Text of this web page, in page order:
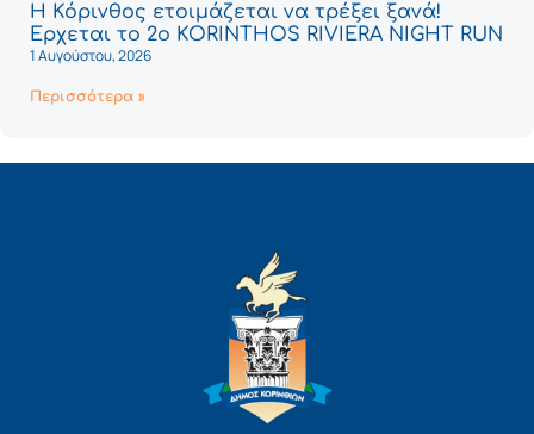
Η Κόρινθος ετοιμάζεται να τρέξει ξανά!
Έρχεται το 2ο KORINTHOS RIVIERA NIGHT RUN
1 Αυγούστου, 2026
Περισσότερα »